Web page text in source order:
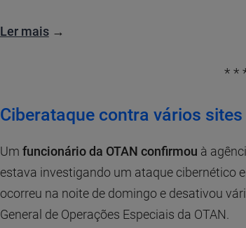
Ler mais→
* *
Ciberataque contra vários sites
Um funcionário da OTAN confirmou à
estava investigando um ataque cibernético
ocorreu na noite de domingo e desativou
General de Operações Especiais da OTAN.